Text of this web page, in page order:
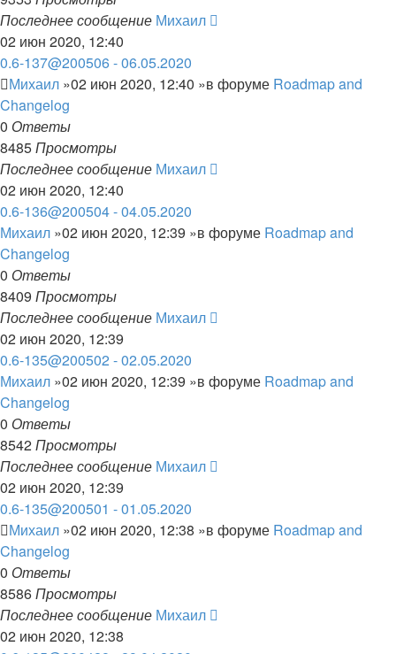
Последнее сообщение Михаил
02 июн 2020, 12:40
0.6-137@200506 - 06.05.2020
Михаил »02 июн 2020, 12:40 »в форуме Roadmap and
Changelog
0 Ответы
8485Просмотры
Последнее сообщение Михаил
02 июн 2020, 12:40
0.6-136@200504 - 04.05.2020
Михаил »02 июн 2020, 12:39 »в форуме Roadmap and
Changelog
0 Ответы
8409 Просмотры
Последнее сообщение Михаил
02 июн 2020, 12:39
0.6-135@200502 - 02.05.2020
Михаил »02 июн 2020, 12:39 »в форуме Roadmap and
Changelog
0 Ответы
8542Просмотры
Последнее сообщение Михаил
02 июн 2020, 12:39
0.6-135@200501 - 01.05.2020
Михаил »02 июн 2020, 12:38 »в форуме Roadmap and
Changelog
0 Ответы
8586Просмотры
Последнее сообщение Михаил
02 июн 2020, 12:38